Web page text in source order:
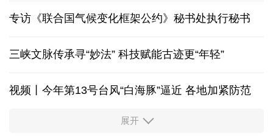
专访《联合国气候变化框架公约》秘书处执行秘书
三峡文脉传承寻“妙法” 科技赋能古迹更“年轻”
视频丨今年第13号台风“白海豚”逼近 各地加紧防范
柔性制造，高效匹配差异化需求
展开